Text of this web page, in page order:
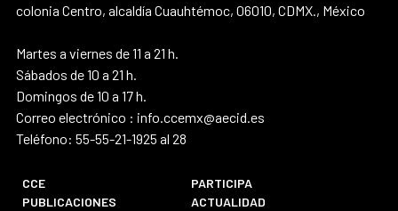
colonia Centro, alcaldía Cuauhtémoc, 06010, CDMX., México
Martes a viernes de 11 a 21 h.
Sábados de 10 a 21 h.
Domingos de 10 a 17 h.
Correo electrónico : info.ccemx@aecid.es
Teléfono: 55-55-21-1925 al 28
CCE
PARTICIPA
PUBLICACIONES
ACTUALIDAD